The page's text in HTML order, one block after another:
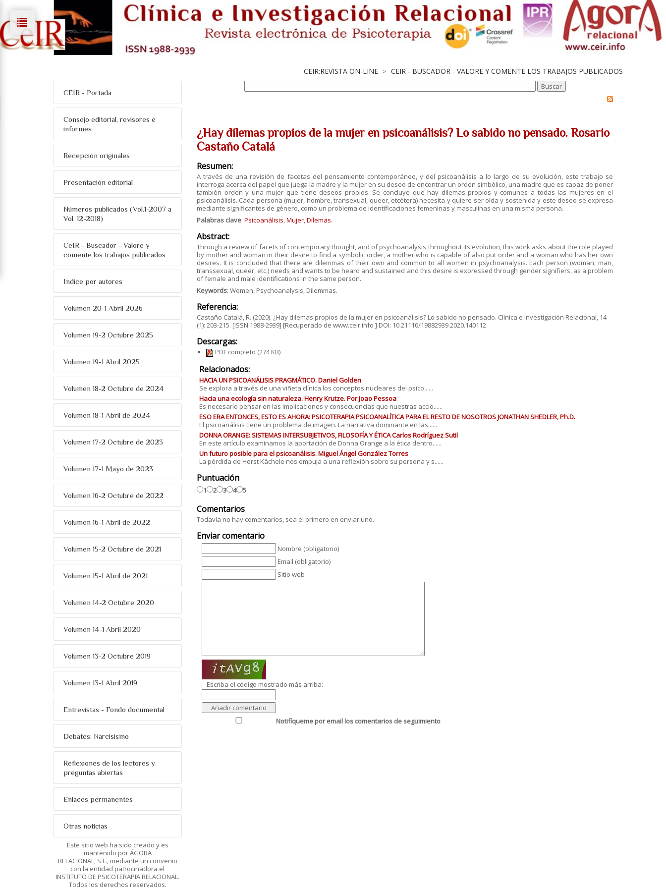
CEIR:REVISTA ON-LINE > CEIR - BUSCADOR - VALORE Y COMENTE LOS TRABAJOS PUBLICADOS
CEIR - Portada
Consejo editorial, revisores e
informes
Recepción originales
Presentación editorial
Números publicados (Vol.1-2007 a
Vol. 12-2018)
CeIR - Buscador - Valore y
comente los trabajos publicados
Indice por autores
Volumen 20-1 Abril 2026
Volumen 19-2 Octubre 2025
Volumen 19-1 Abril 2025
Volumen 18-2 Octubre de 2024
Volumen 18-1 Abril de 2024
Volumen 17-2 Octubre de 2023
Volumen 17-1 Mayo de 2023
Volumen 16-2 Octubre de 2022
Volumen 16-1 Abril de 2022
Volumen 15-2 Octubre de 2021
Volumen 15-1 Abril de 2021
Volumen 14-2 Octubre 2020
Volumen 14-1 Abril 2020
Volumen 13-2 Octubre 2019
Volumen 13-1 Abril 2019
Entrevistas - Fondo documental
Debates: Narcisismo
Reflexiones de los lectores y
preguntas abiertas
Enlaces permanentes
Otras noticias
Este sitio web ha sido creado y es
mantenido por ÁGORA
RELACIONAL, S.L., mediante un convenio
con la entidad patrocinadora el
INSTITUTO DE PSICOTERAPIA RELACIONAL.
Todos los derechos reservados.
¿Hay dilemas propios de la mujer en psicoanálisis? Lo sabido no pensado. Rosario
Castaño Catalá
Resumen:
A través de una revisión de facetas del pensamiento contemporáneo, y del psicoanálisis a lo largo de su evolución, este trabajo se
interroga acerca del papel que juega la madre y la mujer en su deseo de encontrar un orden simbólico, una madre que es capaz de poner
también orden y una mujer que tiene deseos propios. Se concluye que hay dilemas propios y comunes a todas las mujeres en el
psicoanálisis. Cada persona (mujer, hombre, transexual, queer, etcétera) necesita y quiere ser oída y sostenida y este deseo se expresa
mediante significantes de género, como un problema de identificaciones femeninas y masculinas en una misma persona.
Palabras clave: Psicoanálisis,Mujer,Dilemas.
Abstract:
Through a review of facets of contemporary thought, and of psychoanalysis throughout its evolution, this work asks about the role played
by mother and woman in their desire to find a symbolic order, a mother who is capable of also put order and a woman who has her own
desires. It is concluded that there are dilemmas of their own and common to all women in psychoanalysis. Each person (woman, man,
transsexual, queer, etc.) needs and wants to be heard and sustained and this desire is expressed through gender signifiers, as a problem
of female and male identifications in the same person.
Keywords: Women, Psychoanalysis, Dilemmas.
Referencia:
Castaño Catalá, R. (2020). ¿Hay dilemas propios de la mujer en psicoanálisis? Lo sabido no pensado. Clínica e Investigación Relacional, 14
(1): 203-215. [ISSN 1988-2939] [Recuperado de www.ceir.info ] DOI: 10.21110/19882939.2020.140112
Descargas:
PDF completo (274 KB)
Relacionados:
HACIA UN PSICOANÁLISIS PRAGMÁTICO. Daniel Golden
Se explora a través de una viñeta clínica los conceptos nucleares del psico......
Hacia una ecología sin naturaleza. Henry Krutze. Por Joao Pessoa
Es necesario pensar en las implicaciones y consecuencias que nuestras accio......
ESO ERA ENTONCES, ESTO ES AHORA: PSICOTERAPIA PSICOANALÍTICA PARA EL RESTO DE NOSOTROS JONATHAN SHEDLER, Ph.D.
El psicoanálisis tiene un problema de imagen. La narrativa dominante en las......
DONNA ORANGE: SISTEMAS INTERSUBJETIVOS, FILOSOFÍA Y ÉTICA Carlos Rodríguez Sutil
En este artículo examinamos la aportación de Donna Orange a la ética dentro......
Un futuro posible para el psicoanálisis. Miguel Ángel González Torres
La pérdida de Horst Kächele nos empuja a una reflexión sobre su persona y s......
Puntuación
1 2 3 4 5
Comentarios
Todavía no hay comentarios, sea el primero en enviar uno.
Enviar comentario
Nombre (obligatorio)
Email (obligatorio)
Sitio web
Escriba el código mostrado más arriba:
Notifíqueme por email los comentarios de seguimiento